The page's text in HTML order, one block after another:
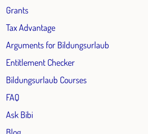
Grants
Tax Advantage
Arguments for Bildungsurlaub
Entitlement Checker
Bildungsurlaub Courses
FAQ
Ask Bibi
Blog